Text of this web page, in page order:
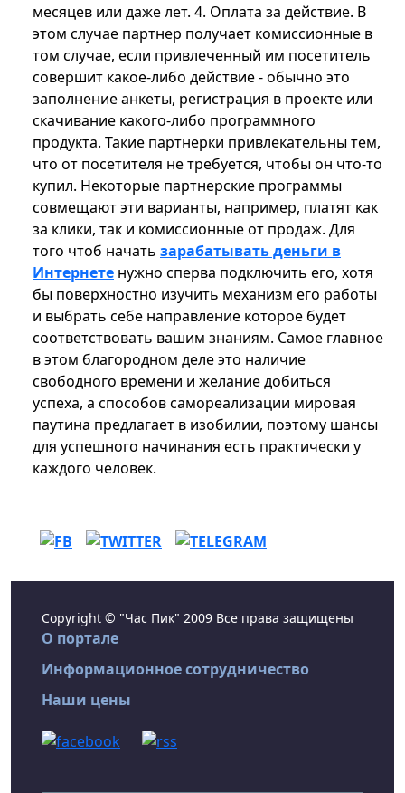
месяцев или даже лет. 4. Оплата за действие. В
этом случае партнер получает комиссионные в
том случае, если привлеченный им посетитель
совершит какое-либо действие - обычно это
заполнение анкеты, регистрация в проекте или
скачивание какого-либо программного
продукта. Такие партнерки привлекательны тем,
что от посетителя не требуется, чтобы он что-то
купил. Некоторые партнерские программы
совмещают эти варианты, например, платят как
за клики, так и комиссионные от продаж. Для
того чтоб начать зарабатывать деньги в
Интернете нужно сперва подключить его, хотя
бы поверхностно изучить механизм его работы
и выбрать себе направление которое будет
соответствовать вашим знаниям. Самое главное
в этом благородном деле это наличие
свободного времени и желание добиться
успеха, а способов самореализации мировая
паутина предлагает в изобилии, поэтому шансы
для успешного начинания есть практически у
каждого человек.
Copyright © "Час Пик" 2009 Все права защищены
О портале
Информационное сотрудничество
Наши цены